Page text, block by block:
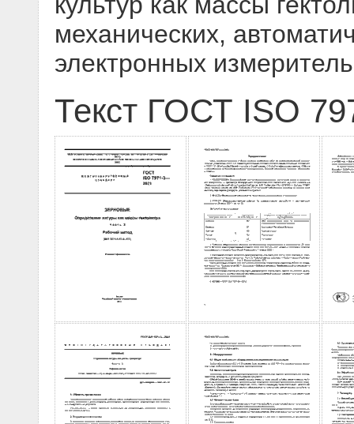
механических,
электронных
Текст ГОСТ ISO